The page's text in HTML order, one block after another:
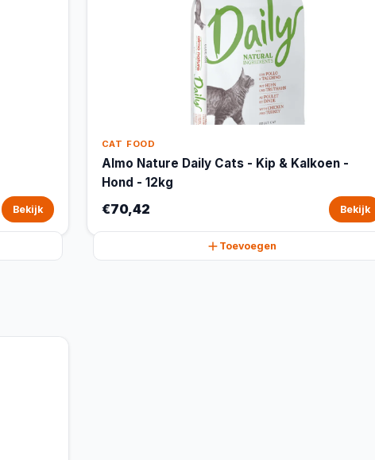
Bekijk
CAT FOOD
Almo Nature Daily Cats - Kip & Kalkoen -
Hond - 12kg
€70,42 Bekijk
Toevoegen